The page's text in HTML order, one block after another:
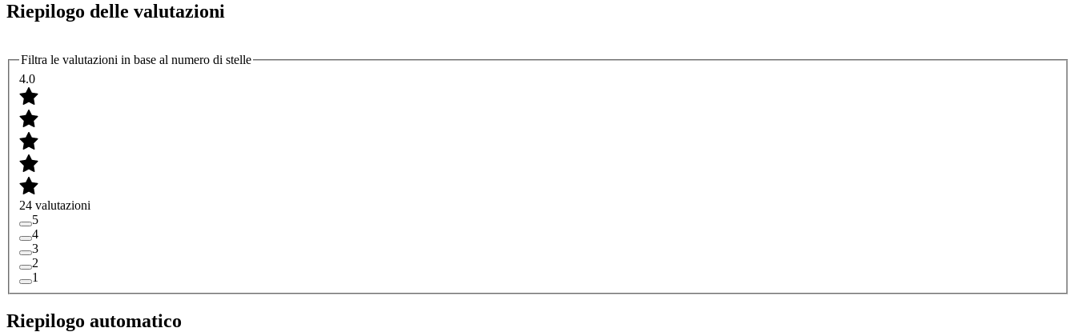
Riepilogo delle valutazioni
Filtra le valutazioni in base al numero di stelle
4.0
24 valutazioni
5
4
3
2
1
Riepilogo automatico